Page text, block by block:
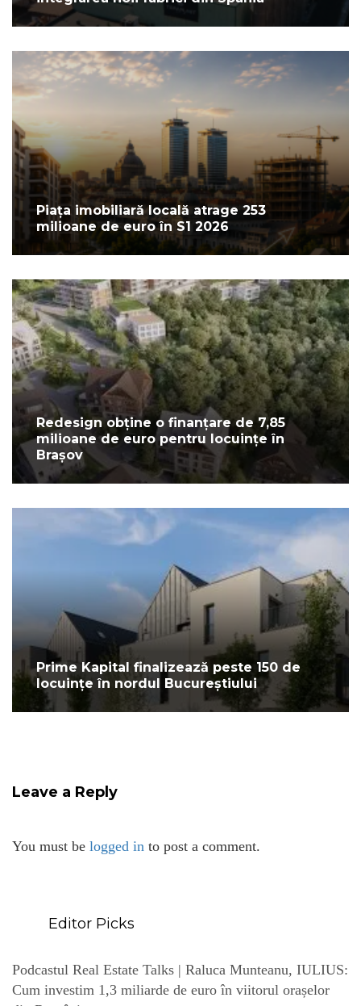
Piața imobiliară locală atrage 253
milioane de euro în S1 2026
Redesign obține o finanțare de 7,85
milioane de euro pentru locuințe în
Brașov
Prime Kapital finalizează peste 150 de
locuințe în nordul Bucureștiului
Leave a Reply
You must be logged in to post a comment.
Editor Picks
Podcastul Real Estate Talks | Raluca Munteanu, IULIUS:
Cum investim 1,3 miliarde de euro în viitorul orașelor